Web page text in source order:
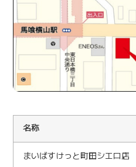
名称
まいばすけっと町田シエロ店